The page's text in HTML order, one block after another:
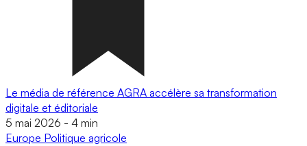
Le média de référence AGRA accélère sa transformation
digitale et éditoriale
5 mai 2026 - 4 min
Europe Politique agricole